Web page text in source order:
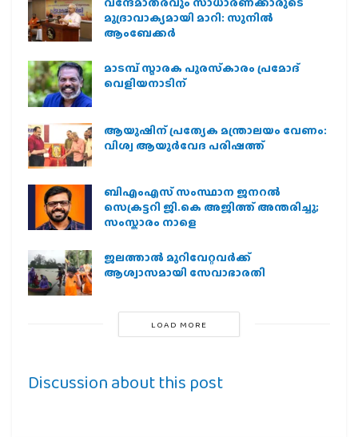
മുദ്രാവാക്യമായി മാറി: സുനിൽ
ആംബേക്കർ
മാടമ്പ് സ്മാരക പുരസ്‌കാരം പ്രമോദ്
വെളിയനാടിന്
ആയുഷിന് പ്രത്യേക മന്ത്രാലയം വേണം:
വിശ്വ ആയുര്‍വേദ പരിഷത്ത്
ബിഎംഎസ് സംസ്ഥാന ജനറൽ
സെക്രട്ടറി ജി.കെ അജിത്ത് അന്തരിച്ചു;
സംസ്കാരം നാളെ
ജലത്താല്‍ മുറിവേറ്റവര്‍ക്ക്
ആശ്വാസമായി സേവാഭാരതി
LOAD MORE
Discussion about this post